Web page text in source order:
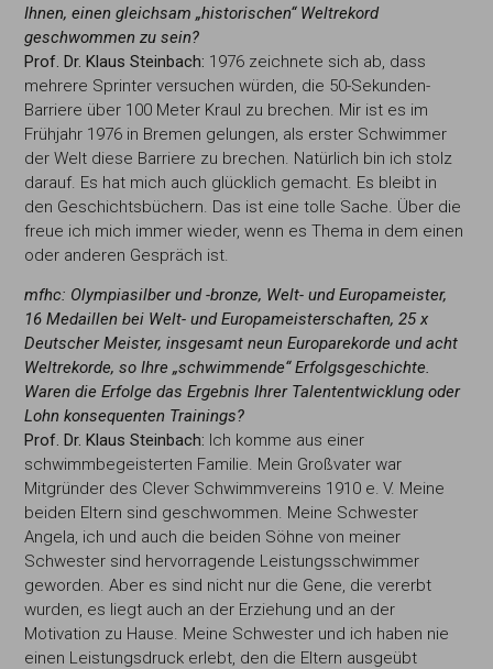
Ihnen, einen gleichsam „historischen“ Weltrekord
geschwommen zu sein?
Prof. Dr. Klaus Steinbach: 1976 zeichnete sich ab, dass
mehrere Sprinter versuchen würden, die 50-Sekunden-
Barriere über 100 Meter Kraul zu brechen. Mir ist es im
Frühjahr 1976 in Bremen gelungen, als erster Schwimmer
der Welt diese Barriere zu brechen. Natürlich bin ich stolz
darauf. Es hat mich auch glücklich gemacht. Es bleibt in
den Geschichtsbüchern. Das ist eine tolle Sache. Über die
freue ich mich immer wieder, wenn es Thema in dem einen
oder anderen Gespräch ist.
mfhc: Olympiasilber und -bronze, Welt- undEuropameister,
16 Medaillen bei Welt- und Europameisterschaften, 25 x
Deutscher Meister,insgesamt neun Europarekorde und acht
Weltrekorde, so Ihre „schwimmende“ Erfolgsgeschichte.
Waren die Erfolge das Ergebnis Ihrer Talententwicklung oder
Lohn konsequenten Trainings?
Prof. Dr. Klaus Steinbach: Ich komme aus einer
schwimmbegeisterten Familie. Mein Großvater war
Mitgründer des Clever Schwimmvereins 1910 e. V. Meine
beiden Eltern sind geschwommen. Meine Schwester
Angela, ich und auch die beiden Söhne von meiner
Schwester sind hervorragende Leistungsschwimmer
geworden. Aber es sind nicht nur die Gene, die vererbt
wurden, es liegt auch an der Erziehung und an der
Motivation zu Hause. Meine Schwester und ich haben nie
einen Leistungsdruck erlebt, den die Eltern ausgeübt